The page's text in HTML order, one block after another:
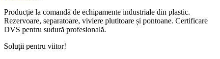
Producție la comandă de echipamente industriale din plastic.
Rezervoare, separatoare, viviere plutitoare și pontoane. Certificare
DVS pentru sudură profesională.
Soluții pentru viitor!